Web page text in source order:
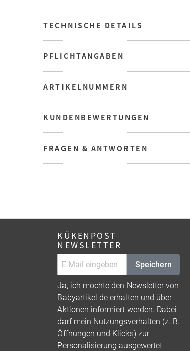
TECHNISCHE DETAILS
PFLICHTANGABEN
ARTIKELNUMMERN
KUNDENBEWERTUNGEN
FRAGEN & ANTWORTEN
KÜKENPOST
NEWSLETTER
Speichern
Ja, ich möchte den Newsletter von
Babyartikel.de erhalten und über
Aktionen informiert werden. Dabei
darf mein Nutzungsverhalten (z. B.
Öffnungen und Klicks) zur
Personalisierung ausgewertet